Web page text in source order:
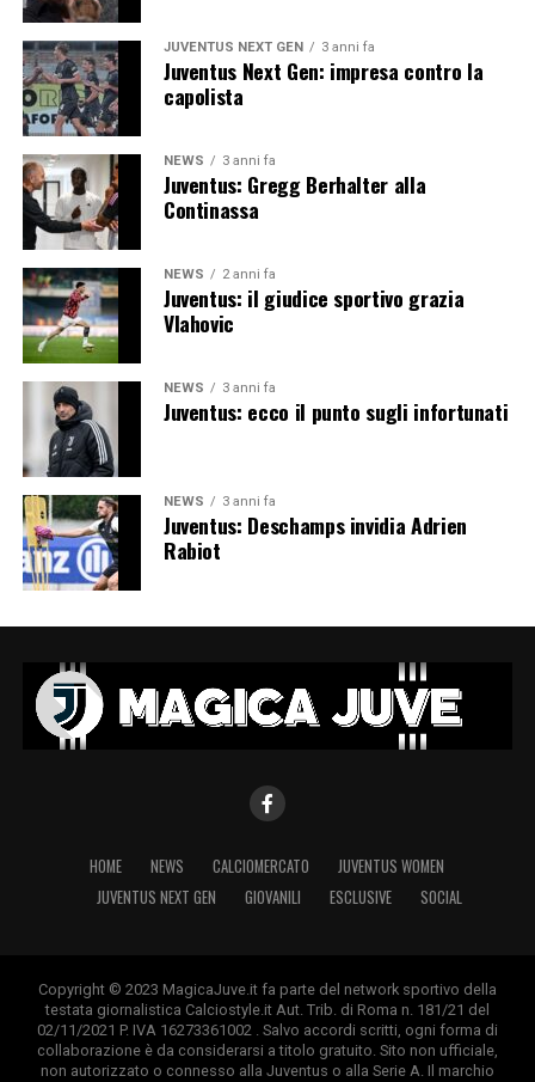
JUVENTUS NEXT GEN 3 anni fa
Juventus Next Gen: impresa contro la
capolista
NEWS 3 anni fa
Juventus: Gregg Berhalter alla
Continassa
NEWS 2 anni fa
Juventus: il giudice sportivo grazia
Vlahovic
NEWS 3 anni fa
Juventus: ecco il punto sugli infortunati
NEWS 3 anni fa
Juventus: Deschamps invidia Adrien
Rabiot
HOME NEWS CALCIOMERCATO
JUVENTUS WOMEN
JUVENTUS NEXT GEN
GIOVANILI ESCLUSIVE SOCIAL
Copyright © 2023 MagicaJuve.it fa parte del network sportivo della
testata giornalistica Calciostyle.it Aut. Trib. di Roma n. 181/21 del
02/11/2021 P. IVA 16273361002 . Salvo accordi scritti, ogni forma di
collaborazione è da considerarsi a titolo gratuito. Sito non ufficiale,
non autorizzato o connesso alla Juventus o alla Serie A. Il marchio